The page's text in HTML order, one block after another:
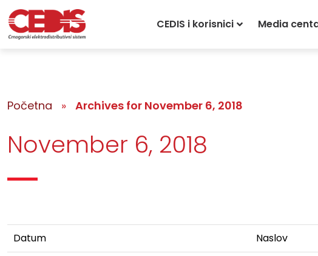
CEDIS i korisnici Media
Početna » Archives for November 6, 2018
November 6, 2018
Datum Naslov